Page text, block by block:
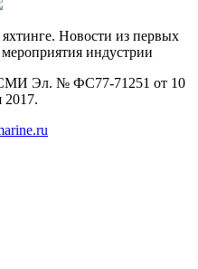
Новости из первых
индустрии
СМИ Эл. № ФС77-71251 от 10
2017.